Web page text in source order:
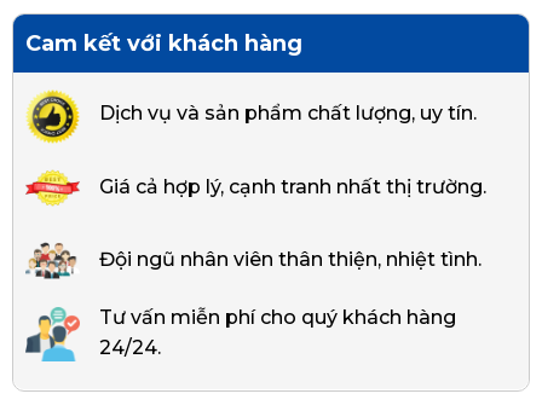
Cam kết với khách hàng
Dịch vụ và sản phẩm chất lượng, uy tín.
Giá cả hợp lý, cạnh tranh nhất thị trường.
Đội ngũ nhân viên thân thiện, nhiệt tình.
Tư vấn miễn phí cho quý khách hàng
24/24.